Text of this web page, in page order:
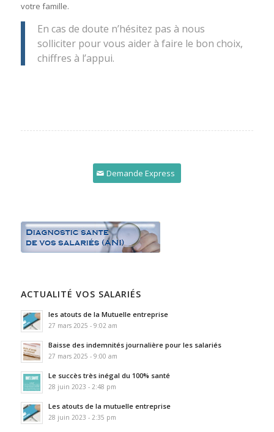
votre famille.
En cas de doute n’hésitez pas à nous
solliciter pour vous aider à faire le bon choix,
chiffres à l’appui.
Demande Express
ACTUALITÉ VOS SALARIÉS
les atouts de la Mutuelle entreprise
27 mars 2025 - 9:02 am
Baisse des indemnités journalière pour les salariés
27 mars 2025 - 9:00 am
Le succès très inégal du 100% santé
28 juin 2023 - 2:48 pm
Les atouts de la mutuelle entreprise
28 juin 2023 - 2:35 pm